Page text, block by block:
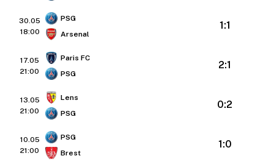
30.05
18:00
PSG
Arsenal
1:1
17.05
21:00
Paris FC
PSG
2:1
13.05
21:00
Lens
PSG
0:2
10.05
21:00
PSG
Brest
1:0